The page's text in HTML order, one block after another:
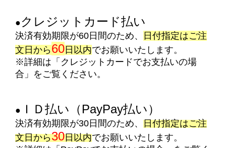
●クレジットカード払い
決済有効期限が60日間のため、
日付指定はご注
文日から60 日以内でお願いいたします。
※詳細は「クレジットカードでお支払いの場
合」をご覧ください。
● ＩＤ払い（PayPay払い）
決済有効期限が30日間のため、
日付指定はご注
文日から30 日以内でお願いいたします。